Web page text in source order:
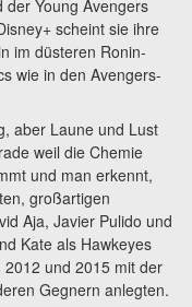
der Young Avengers
scheint sie ihre
im düsteren Ronin-
wie in den Avengers-
aber Laune und Lust
weil die Chemie
und man erkennt,
großartigen
Aja, Javier Pulido und
Kate als Hawkeyes
und 2015 mit der
Gegnern anlegten.